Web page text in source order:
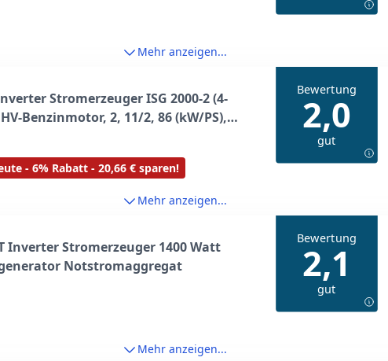
Mehr anzeigen...
Stromerzeuger ISG 2000-2 (4-
Benzinmotor, 2, 11/2, 86 (kW/PS),
W, 2x 230 V, Laufzeit bis 5, 9 h,
4, 1 l, Überlastungsschutz, ECO-
Antivibrationsfüße)
- 6% Rabatt - 20,66 € sparen!
Bewertung
2,0
gut
Mehr anzeigen...
Inverter Stromerzeuger 1400 Watt
Notstromaggregat
Bewertung
2,1
gut
Mehr anzeigen...